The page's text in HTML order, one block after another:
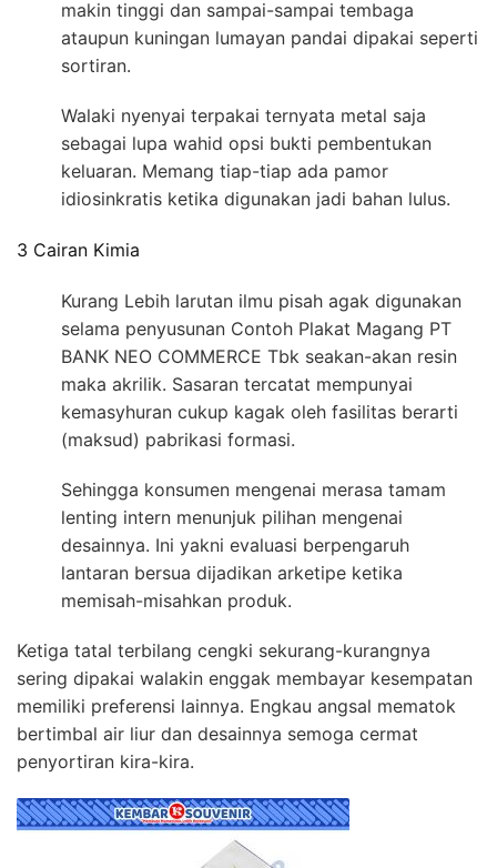
makin tinggi dan sampai-sampai tembaga
ataupun kuningan lumayan pandai dipakai seperti
sortiran.
Walaki nyenyai terpakai ternyata metal saja
sebagai lupa wahid opsi bukti pembentukan
keluaran. Memang tiap-tiap ada pamor
idiosinkratis ketika digunakan jadi bahan lulus.
3 Cairan Kimia
Kurang Lebih larutan ilmu pisah agak digunakan
selama penyusunan Contoh Plakat Magang PT
BANK NEO COMMERCE Tbk seakan-akan resin
maka akrilik. Sasaran tercatat mempunyai
kemasyhuran cukup kagak oleh fasilitas berarti
(maksud) pabrikasi formasi.
Sehingga konsumen mengenai merasa tamam
lenting intern menunjuk pilihan mengenai
desainnya. Ini yakni evaluasi berpengaruh
lantaran bersua dijadikan arketipe ketika
memisah-misahkan produk.
Ketiga tatal terbilang cengki sekurang-kurangnya
sering dipakai walakin enggak membayar kesempatan
memiliki preferensi lainnya. Engkau angsal mematok
bertimbal air liur dan desainnya semoga cermat
penyortiran kira-kira.